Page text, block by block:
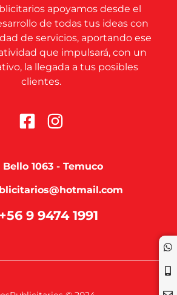
apoyamos desde el
de todas tus ideas con
de servicios, aportando ese
que impulsará, con un
la llegada a tus posibles
clientes.
Bello 1063 - Temuco
9 9474 1991